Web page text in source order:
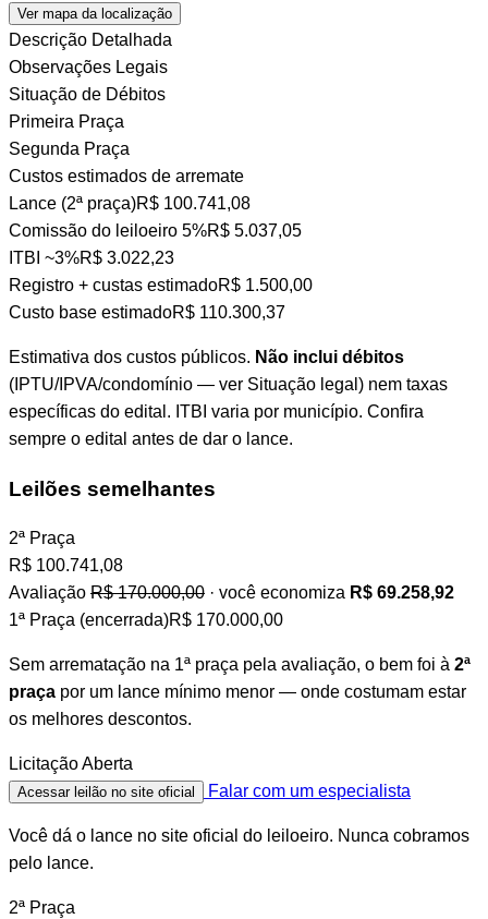
Ver mapa da localização
Descrição Detalhada
Observações Legais
Situação de Débitos
Primeira Praça
Segunda Praça
Custos estimados de arremate
Lance (2ª praça)R$ 100.741,08
Comissão do leiloeiro 5%R$ 5.037,05
ITBI ~3%R$ 3.022,23
Registro + custas estimadoR$ 1.500,00
Custo base estimadoR$ 110.300,37
Estimativa dos custos públicos. Não inclui débitos
(IPTU/IPVA/condomínio — ver Situação legal) nem taxas
específicas do edital. ITBI varia por município. Confira
sempre o edital antes de dar o lance.
Leilões semelhantes
2ª Praça
R$ 100.741,08
Avaliação R$ 170.000,00 · você economiza R$ 69.258,92
1ª Praça (encerrada)R$ 170.000,00
Sem arrematação na 1ª praça pela avaliação, o bem foi à 2ª
praça por um lance mínimo menor — onde costumam estar
os melhores descontos.
Licitação Aberta
Acessar leilão no site oficial Falar com um especialista
Você dá o lance no site oficial do leiloeiro. Nunca cobramos
pelo lance.
2ª Praça